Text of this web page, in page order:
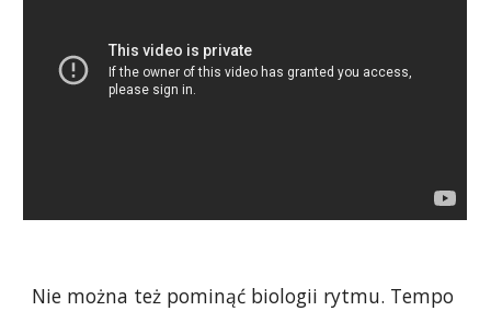
Nie można też pominąć biologii rytmu. Tempo